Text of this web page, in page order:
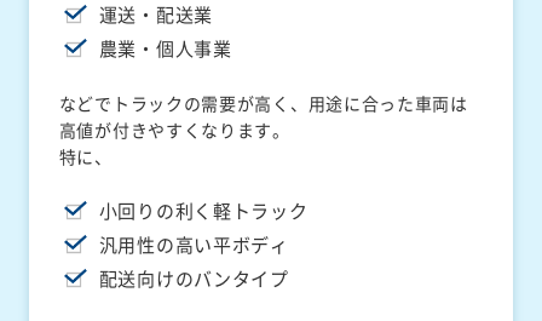
運送・配送業
農業・個人事業
などでトラックの需要が高く、用途に合った車両は
高値が付きやすくなります。
特に、
小回りの利く軽トラック
汎用性の高い平ボディ
配送向けのバンタイプ